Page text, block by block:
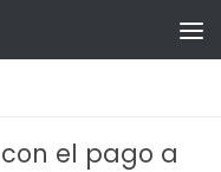
el pago a